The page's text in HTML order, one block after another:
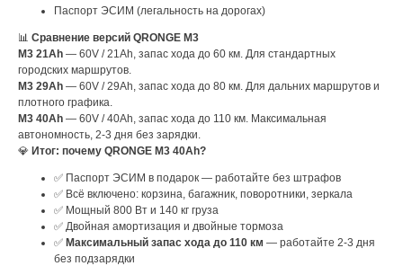
Паспорт ЭСИМ (легальность на дорогах)
📊 Сравнение версий QRONGE M3
M3 21Ah — 60V / 21Ah, запас хода до 60 км. Для стандартных
городских маршрутов.
M3 29Ah — 60V / 29Ah, запас хода до 80 км. Для дальних маршрутов и
плотного графика.
M3 40Ah — 60V / 40Ah, запас хода до 110 км. Максимальная
автономность, 2-3 дня без зарядки.
💎 Итог: почему QRONGE M3 40Ah?
✅ Паспорт ЭСИМ в подарок — работайте без штрафов
✅ Всё включено: корзина, багажник, поворотники, зеркала
✅ Мощный 800 Вт и 140 кг груза
✅ Двойная амортизация и двойные тормоза
✅ Максимальный запас хода до 110 км — работайте 2-3 дня
без подзарядки